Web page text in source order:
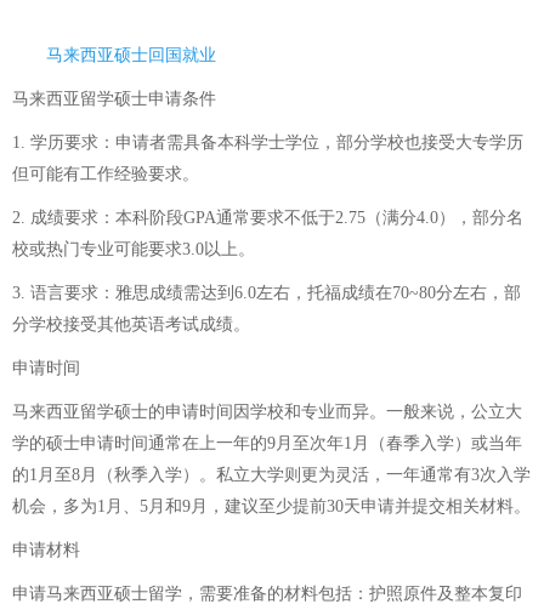
马来西亚硕士回国就业
马来西亚留学硕士申请条件
1. 学历要求：申请者需具备本科学士学位，部分学校也接受大专学历
但可能有工作经验要求。
2. 成绩要求：本科阶段GPA通常要求不低于2.75（满分4.0），部分名
校或热门专业可能要求3.0以上。
3. 语言要求：雅思成绩需达到6.0左右，托福成绩在70~80分左右，部
分学校接受其他英语考试成绩。
申请时间
马来西亚留学硕士的申请时间因学校和专业而异。一般来说，公立大
学的硕士申请时间通常在上一年的9月至次年1月（春季入学）或当年
的1月至8月（秋季入学）。私立大学则更为灵活，一年通常有3次入学
机会，多为1月、5月和9月，建议至少提前30天申请并提交相关材料。
申请材料
申请马来西亚硕士留学，需要准备的材料包括：护照原件及整本复印